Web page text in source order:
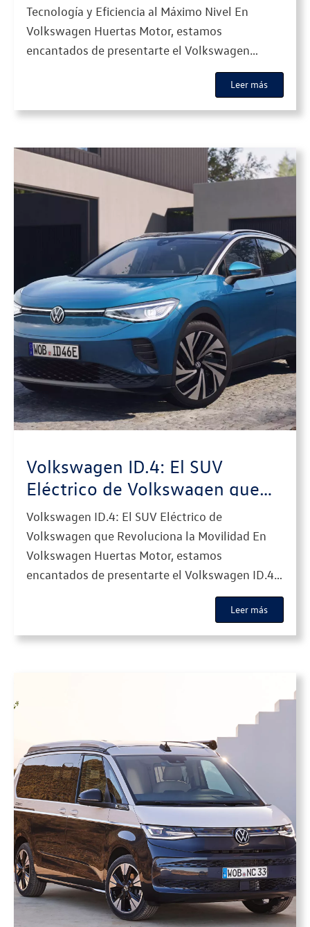
Tecnología y Eficiencia al Máximo Nivel En
Volkswagen Huertas Motor, estamos
encantados de presentarte el Volkswagen
Passat 2024, la última versión de una de las
berlinas más icónicas del mercado. Esta nueva
generación combina diseño sofisticado,
conducción premium. Con un enfoque en la
comodidad […]
Leer más
Volkswagen ID.4: El SUV
Eléctrico de Volkswagen que
Revoluciona la Movilidad
Volkswagen ID.4: El SUV Eléctrico de
Volkswagen que Revoluciona la Movilidad En
Volkswagen Huertas Motor, estamos
encantados de presentarte el Volkswagen ID.4,
el SUV 100% eléctrico de Volkswagen que
redefine el segmento con su combinación de
diseño, tecnología y sostenibilidad. Con el ID.4,
Leer más